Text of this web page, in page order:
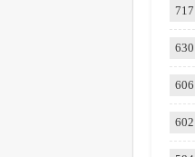
717
630
606
602